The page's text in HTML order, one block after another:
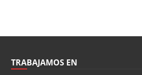
TRABAJAMOS EN